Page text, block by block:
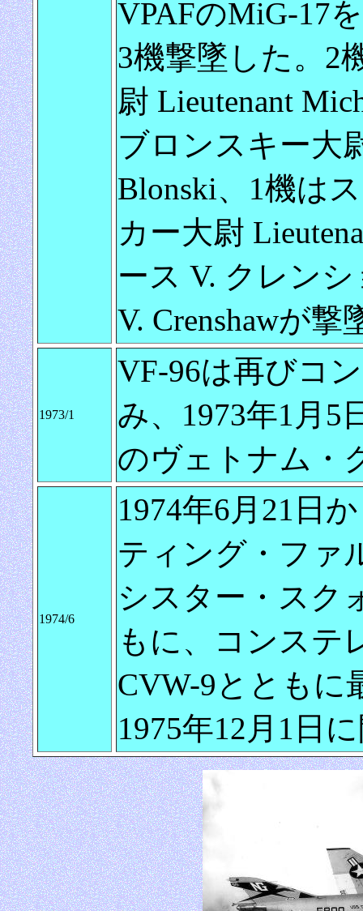
VPAFのMiG-17
3機撃墜した。2
尉 Lieutenant
ブロンスキー大
Blonski、1機は
カー大尉
ース V. クレンシ
V. Crenshawが撃
1973/1
VF-96は再びコ
み、1973年1月5
のヴェトナム・
1974/6
1974年6月21日
ティング・ファ
シスター・スク
もに、コンステ
CVW-9とともに
1975年12月1日